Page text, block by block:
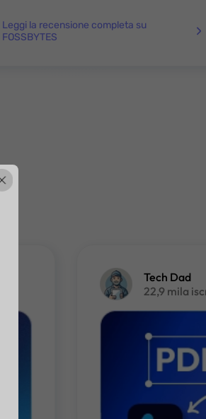
Leggi la recensione completa su
FOSSBYTES
Tech Dad
22,9 mila